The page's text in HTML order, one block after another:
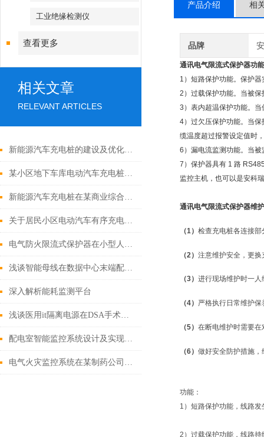
工业绝缘检测仪
查看更多
相关文章
RELEVANT ARTICLES
新能源汽车充电桩的建设及优化分析
某小区地下车库电动汽车充电桩配电系统设计研究
新能源汽车充电桩在某商业综合体地下车库的电气设计
关于居民小区电动汽车有序充电策略
电气防火限流式保护器在小型人员密集场所中的应用
浅谈智能母线在数据中心末端配电中的应用研究
深入解析能耗监测平台
浅谈医用it隔离电源在DSA手术室配电中的应用
配电室智能监控系统设计及实现分析
电气火灾监控系统在某制药公司项目的应用
产品介绍 相
品牌
通讯电气限流式保护器功
1）短路保护功能。保护
2）过载保护功能。当被
3）表内超温保护功能。
4）过欠压保护功能。当
缆温度超过报警设定值时
6）漏电流监测功能。当
7）保护器具有 1 路
监控主机，也可以是安科
通讯电气限流式保护器维
（1） 检查充电桩各连接
（2） 注意维护安全，更
（3） 进行现场维护时一
（4） 严格执行日常维护
（5） 在断电维护时需要在
（6） 做好安全防护措施
功能：
1）短路保护功能，线路
2）过载保护功能，线路